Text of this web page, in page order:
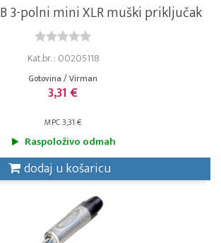
3-polni mini XLR muški priključak
Kat.br. : 00205118
Gotovina / Virman
3,31 €
MPC 3,31 €
Raspoloživo odmah
dodaj u košaricu